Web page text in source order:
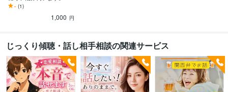
- (1)
1,000 円
じっくり傾聴・話し相手相談の関連サービス